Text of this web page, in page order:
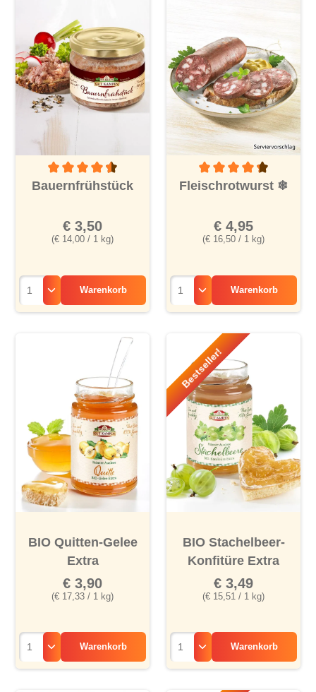
Durchschnittliche Bewertung von 4.4 von 5 Sternen
Bauernfrühstück
(€ 14,00 / 1 kg)
€ 3,50
Warenkorb
Durchschnittliche
Fleischrotwurst ❄
(€ 16,50 / 1 kg)
€ 4,95
Warenkorb
BIO Quitten-Gelee
Extra
(€ 17,33 / 1 kg)
€ 3,90
Warenkorb
Bestseller!
BIO Stachelbeer-
Konfitüre Extra
(€ 15,51 / 1 kg)
€ 3,49
Warenkorb